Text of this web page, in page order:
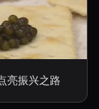
亮振兴之路